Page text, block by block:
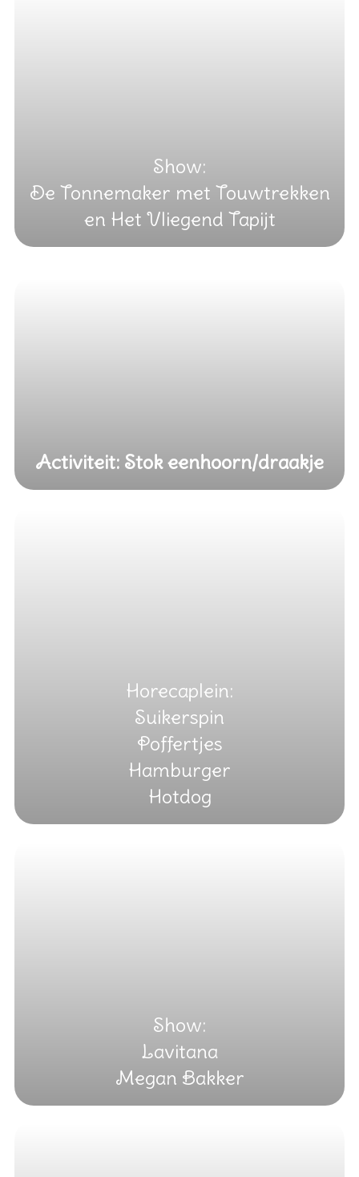
Show:
De Tonnemaker met Touwtrekken
en Het Vliegend Tapijt
Activiteit: Stok eenhoorn/draakje
Horecaplein:
Suikerspin
Poffertjes
Hamburger
Hotdog
Show:
Lavitana
Megan Bakker